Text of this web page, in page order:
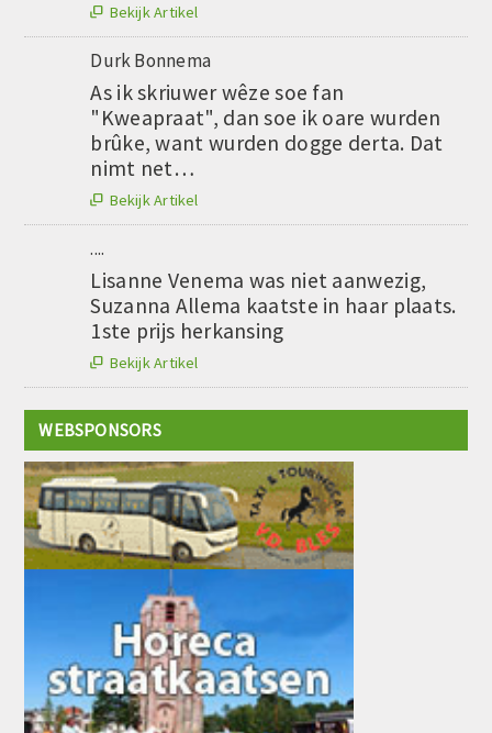
 Bekijk Artikel
Durk Bonnema
As ik skriuwer wêze soe fan
"Kweapraat", dan soe ik oare wurden
brûke, want wurden dogge derta. Dat
nimt net…
 Bekijk Artikel
....
Lisanne Venema was niet aanwezig,
Suzanna Allema kaatste in haar plaats.
1ste prijs herkansing
 Bekijk Artikel
WEBSPONSORS